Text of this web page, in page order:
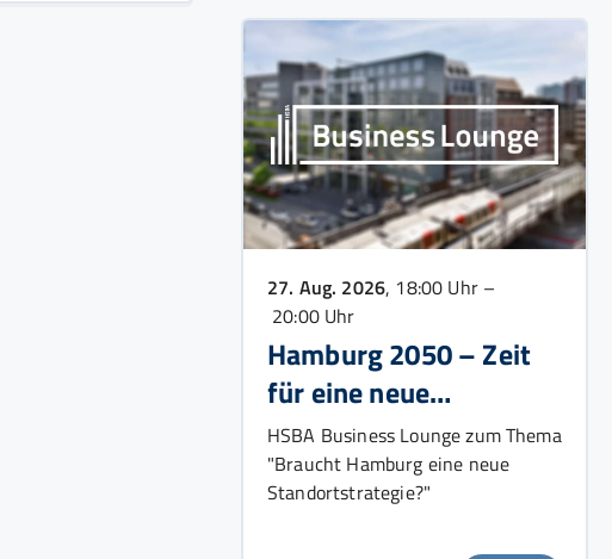
27. Aug. 2026, 18:00 Uhr –
20:00 Uhr
Hamburg 2050 – Zeit
für eine neue
Wachstumsstrategie?
HSBA Business Lounge zum Thema
"Braucht Hamburg eine neue
Standortstrategie?"